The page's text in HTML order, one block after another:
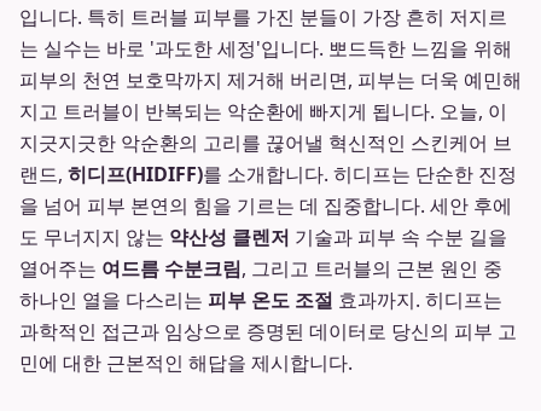
입니다. 특히 트러블 피부를 가진 분들이 가장 흔히 저지르
는 실수는 바로 '과도한 세정'입니다. 뽀드득한 느낌을 위해
피부의 천연 보호막까지 제거해 버리면, 피부는 더욱 예민해
지고 트러블이 반복되는 악순환에 빠지게 됩니다. 오늘, 이
지긋지긋한 악순환의 고리를 끊어낼 혁신적인 스킨케어 브
랜드, 히디프(HIDIFF)를 소개합니다. 히디프는 단순한 진정
을 넘어 피부 본연의 힘을 기르는 데 집중합니다. 세안 후에
도 무너지지 않는 약산성 클렌저 기술과 피부 속 수분 길을
열어주는 여드름 수분크림, 그리고 트러블의 근본 원인 중
하나인 열을 다스리는 피부 온도 조절 효과까지. 히디프는
과학적인 접근과 임상으로 증명된 데이터로 당신의 피부 고
민에 대한 근본적인 해답을 제시합니다.